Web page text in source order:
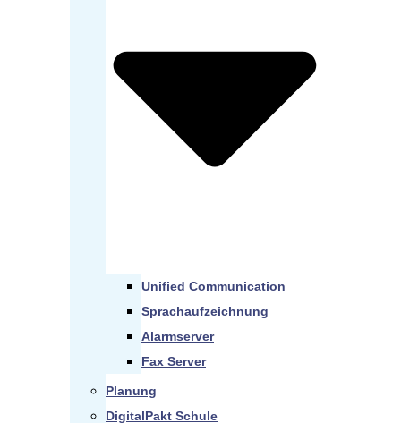
Unified Communication
Sprachaufzeichnung
Alarmserver
Fax Server
Planung
DigitalPakt Schule